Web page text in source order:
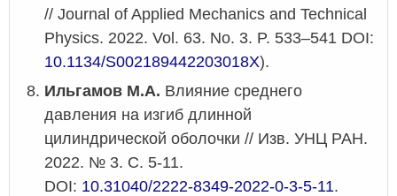
// Journal of Applied Mechanics and Technical
Physics. 2022. Vol. 63. No. 3. P. 533–541 DOI:
10.1134/S002189442203018X).
Ильгамов М.А. Влияние среднего
давления на изгиб длинной
цилиндрической оболочки // Изв. УНЦ РАН.
2022. № 3. С. 5-11.
DOI: 10.31040/2222-8349-2022-0-3-5-11.